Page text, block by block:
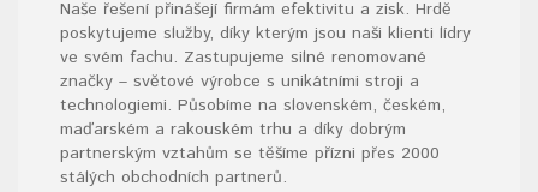
Naše řešení přinášejí firmám efektivitu a zisk. Hrdě
poskytujeme služby, díky kterým jsou naši klienti lídry
ve svém fachu. Zastupujeme silné renomované
značky – světové výrobce s unikátními stroji a
technologiemi. Působíme na slovenském, českém,
maďarském a rakouském trhu a díky dobrým
partnerským vztahům se těšíme přízni přes 2000
stálých obchodních partnerů.